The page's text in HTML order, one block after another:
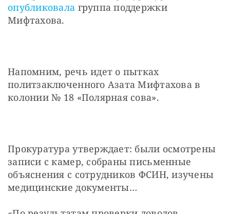
опубликовала группа поддержки
Мифтахова.
Напомним, речь идет о пытках
политзаключенного Азата Мифтахова в
колонии № 18 «Полярная сова».
Прокуратура утверждает: были осмотрены
записи с камер, собраны письменные
объяснения с сотрудников ФСИН, изучены
медицинские документы…